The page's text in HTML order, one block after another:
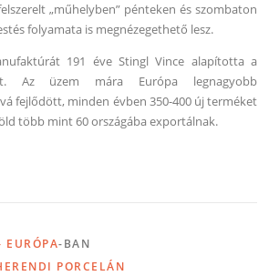
„műhelyben” pénteken és szombaton
folyamata is megnézegethető lesz.
191 éve Stingl Vince alapította a
Az üzem mára Európa legnagyobb
fejlődött, minden évben 350-400 új terméket
több mint 60 országába exportálnak.
EURÓPA-BAN
PORCELÁN